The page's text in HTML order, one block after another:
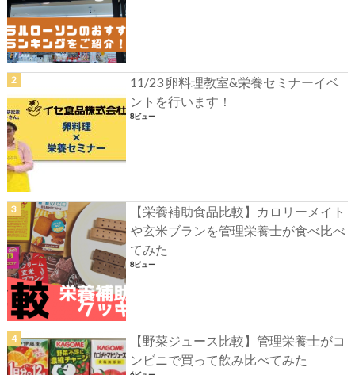
11/23 卵料理教室&栄養セミナーイベ
ントを行います！
8ビュー
【栄養補助食品比較】カロリーメイト
や玄米ブランを管理栄養士が食べ比べ
てみた
8ビュー
【野菜ジュース比較】管理栄養士がコ
ンビニで買って飲み比べてみた